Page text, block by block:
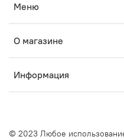
Меню
О магазине
Информация
© 2023 Любое